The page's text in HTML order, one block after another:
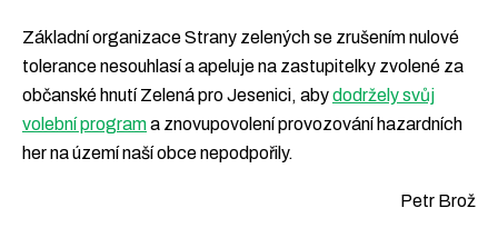
Základní organizace Strany zelených se zrušením nulové
tolerance nesouhlasí a apeluje na zastupitelky zvolené za
občanské hnutí Zelená pro Jesenici, abydodržely svůj
volební programa znovupovolení provozování hazardních
her na území naší obce nepodpořily.
Petr Brož